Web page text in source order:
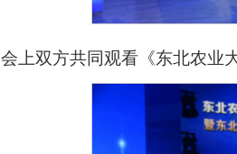
会上双方共同观看《东北农业